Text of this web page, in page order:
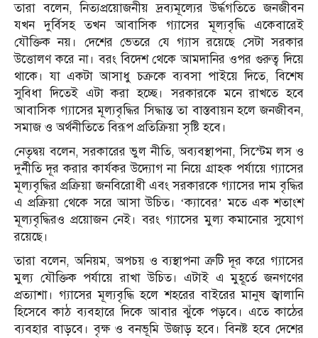
তারা বলেন, নিত্যপ্রয়োজনীয় দ্রব্যমূল্যের উর্দ্ধগতিতে জনজীবন
যখন দুর্বিসহ তখন আবাসিক গ্যাসের মূল্যবৃদ্ধি একেবারেই
যৌক্তিক নয়। দেশের ভেতরে যে গ্যাস রয়েছে সেটা সরকার
উত্তোলণ করে না। বরং বিদেশ থেকে আমদানির ওপর গুরুত্ব দিয়ে
থাকে। যা একটা আসাধু চক্রকে ব্যবসা পাইয়ে দিতে, বিশেষ
সুবিধা দিতেই এটা করা হচ্ছে। সরকারকে মনে রাখতে হবে
আবাসিক গ্যাসের মূল্যবৃদ্ধির সিদ্ধান্ত তা বাস্তবায়ন হলে জনজীবন,
সমাজ ও অর্থনীতিতে বিরূপ প্রতিক্রিয়া সৃষ্টি হবে।
নেতৃদ্বয় বলেন, সরকারের ভুল নীতি, অব্যবস্থাপনা, সিস্টেম লস ও
দুর্নীতি দূর করার কার্যকর উদ্যোগ না নিয়ে গ্রাহক পর্যায়ে গ্যাসের
মূল্যবৃদ্ধির প্রক্রিয়া জনবিরোধী এবং সরকারকে গ্যাসের দাম বৃদ্ধির
এ প্রক্রিয়া থেকে সরে আসা উচিত। ‘ক্যাবের’ মতে এক শতাংশ
মূল্যবৃদ্ধিরও প্রয়োজন নেই। বরং গ্যাসের মুল্য কমানোর সুযোগ
রয়েছে।
তারা বলেন, অনিয়ম, অপচয় ও ব্যস্থাপনা ত্রুটি দূর করে গ্যাসের
মুল্য যৌক্তিক পর্যায়ে রাখা উচিত। এটাই এ মুহূর্তে জনগণের
প্রত্যাশা। গ্যাসের মূল্যবৃদ্ধি হলে শহরের বাইরের মানুষ জ্বালানি
হিসেবে কাঠ ব্যবহারে দিকে আবার ঝুঁকে পড়বে। এতে কাঠের
ব্যবহার বাড়বে। বৃক্ষ ও বনভূমি উজাড় হবে। বিনষ্ট হবে দেশের